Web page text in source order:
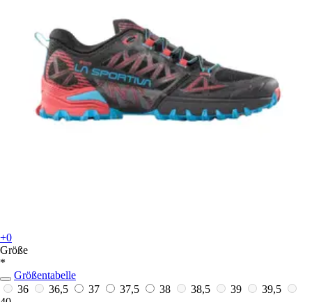
+0
Größe
*
Größentabelle
36
36,5 37 37,5 38 38,5 39
39,5